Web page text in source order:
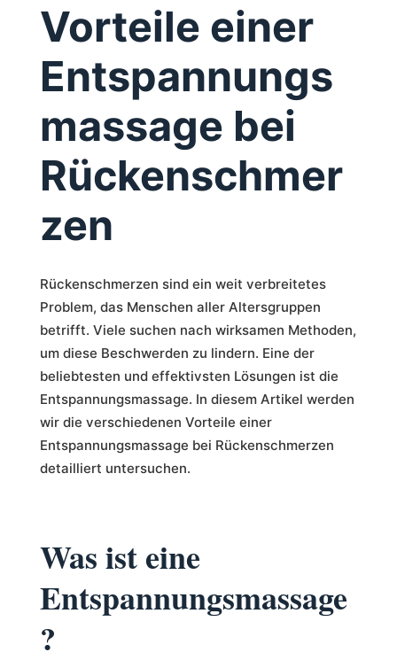
Vorteile einer
Entspannungs
massage bei
Rückenschmer
zen
Rückenschmerzen sind ein weit verbreitetes
Problem, das Menschen aller Altersgruppen
betrifft. Viele suchen nach wirksamen Methoden,
um diese Beschwerden zu lindern. Eine der
beliebtesten und effektivsten Lösungen ist die
Entspannungsmassage. In diesem Artikel werden
wir die verschiedenen Vorteile einer
Entspannungsmassage bei Rückenschmerzen
detailliert untersuchen.
Was ist eine
Entspannungsmassage
?